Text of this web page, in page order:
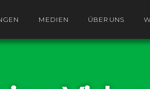
MEDIEN ÜBER UNS